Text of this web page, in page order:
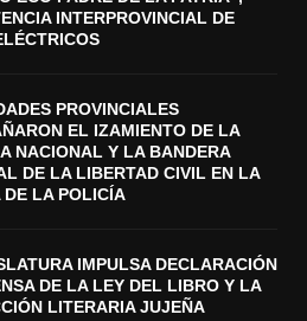
INTERPROVINCIAL DE
PROVINCIALES
EL IZAMIENTO DE LA
NACIONAL Y LA BANDERA
DE LA LIBERTAD CIVIL EN LA
DE LA POLICÍA
IMPULSA DECLARACIÓN
DE LA LEY DEL LIBRO Y LA
LITERARIA JUJEÑA